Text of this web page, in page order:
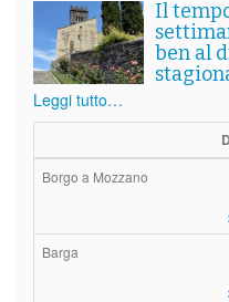
Il
ben al
Leggi tutto…
Borgo a Mozzano
Barga